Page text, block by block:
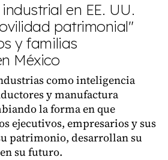
en EE. UU.
patrimonial"
y familias
México
como inteligencia
y manufactura
la forma en que
ejecutivos, empresarios y sus
patrimonio, desarrollan su
su futuro.